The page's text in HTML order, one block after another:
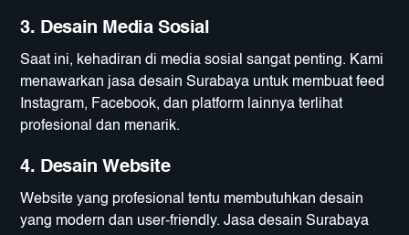
3. Desain Media Sosial
Saat ini, kehadiran di media sosial sangat penting. Kami
menawarkan jasa desain Surabaya untuk membuat feed
Instagram, Facebook, dan platform lainnya terlihat
profesional dan menarik.
4. Desain Website
Website yang profesional tentu membutuhkan desain
yang modern dan user-friendly. Jasa desain Surabaya